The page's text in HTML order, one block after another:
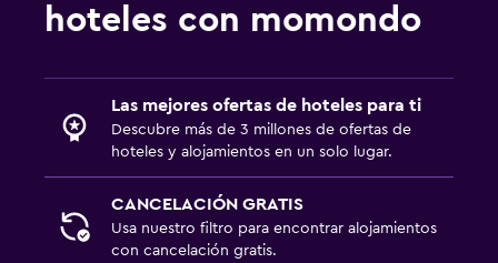
Restaurante
La comida se puede entregar en el alojamiento
General
Habitaciones familiares
Vista al jardín
hoteles con momondo
Las mejores ofertas de hoteles para ti
Descubre más de 3 millones de ofertas de
hoteles y alojamientos en un solo lugar.
CANCELACIÓN GRATIS
Usa nuestro filtro para encontrar alojamientos
con cancelación gratis.